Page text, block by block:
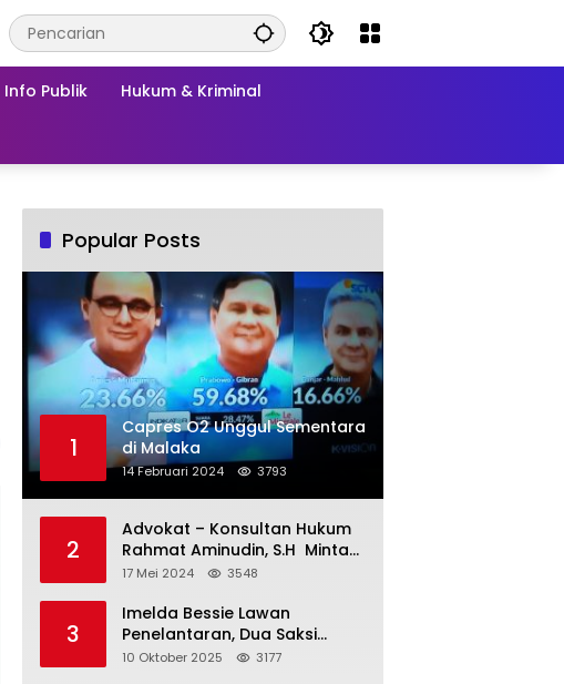
Info Publik Hukum & Kriminal
Popular Posts
1
Capres O2 Unggul Sementara
di Malaka
14 Februari 2024 3793
2
Advokat – Konsultan Hukum
Rahmat Aminudin, S.H Minta
“Polisi Segara Tuntaskan
17 Mei 2024 3548
3
Imelda Bessie Lawan
Penelantaran, Dua Saksi
Diperiksa
10 Oktober 2025 3177